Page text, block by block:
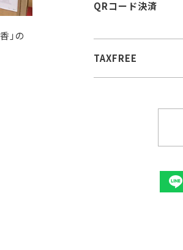
」の
QRコード決済
TAXFREE